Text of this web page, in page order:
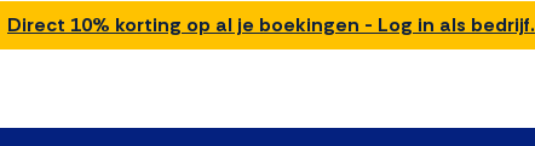
Direct 10% korting op al je boekingen - Log in als bedrijf.